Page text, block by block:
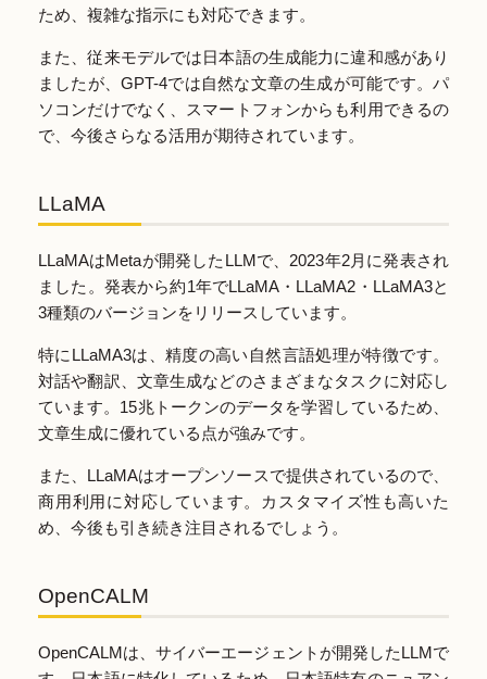
ため、複雑な指示にも対応できます。
また、従来モデルでは日本語の生成能力に違和感があり
ましたが、GPT-4では自然な文章の生成が可能です。パ
ソコンだけでなく、スマートフォンからも利用できるの
で、今後さらなる活用が期待されています。
LLaMA
LLaMAはMetaが開発したLLMで、2023年2月に発表され
ました。発表から約1年でLLaMA・LLaMA2・LLaMA3と
3種類のバージョンをリリースしています。
特にLLaMA3は、精度の高い自然言語処理が特徴です。
対話や翻訳、文章生成などのさまざまなタスクに対応し
ています。15兆トークンのデータを学習しているため、
文章生成に優れている点が強みです。
また、LLaMAはオープンソースで提供されているので、
商用利用に対応しています。カスタマイズ性も高いた
め、今後も引き続き注目されるでしょう。
OpenCALM
OpenCALMは、サイバーエージェントが開発したLLMで